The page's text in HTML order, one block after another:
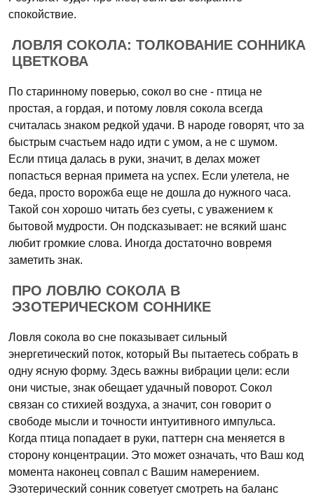
спокойствие.
ЛОВЛЯ СОКОЛА: ТОЛКОВАНИЕ СОННИКА
ЦВЕТКОВА
По старинному поверью, сокол во сне - птица не
простая, а гордая, и потому ловля сокола всегда
считалась знаком редкой удачи. В народе говорят, что за
быстрым счастьем надо идти с умом, а не с шумом.
Если птица далась в руки, значит, в делах может
попасться верная примета на успех. Если улетела, не
беда, просто ворожба еще не дошла до нужного часа.
Такой сон хорошо читать без суеты, с уважением к
бытовой мудрости. Он подсказывает: не всякий шанс
любит громкие слова. Иногда достаточно вовремя
заметить знак.
ПРО ЛОВЛЮ СОКОЛА В
ЭЗОТЕРИЧЕСКОМ СОННИКЕ
Ловля сокола во сне показывает сильный
энергетический поток, который Вы пытаетесь собрать в
одну ясную форму. Здесь важны вибрации цели: если
они чистые, знак обещает удачный поворот. Сокол
связан со стихией воздуха, а значит, сон говорит о
свободе мысли и точности интуитивного импульса.
Когда птица попадает в руки, паттерн сна меняется в
сторону концентрации. Это может означать, что Ваш код
момента наконец совпал с Вашим намерением.
Эзотерический сонник советует смотреть на баланс